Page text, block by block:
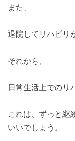
また、
退院してリハビリ
それから、
日常生活上でのリ
これは、ずっと継
いいでしょう。